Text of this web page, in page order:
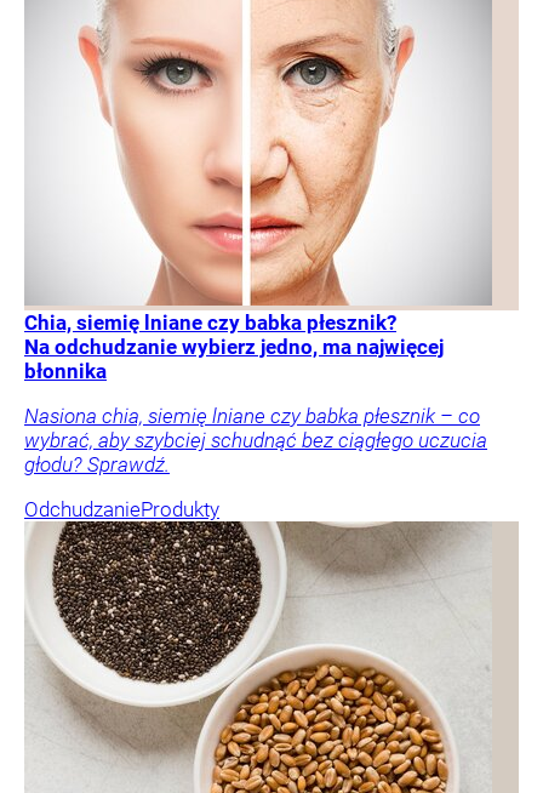
Chia, siemię lniane czy babka płesznik?
Na odchudzanie wybierz jedno, ma najwięcej
błonnika
Nasiona chia, siemię lniane czy babka płesznik – co
wybrać, aby szybciej schudnąć bez ciągłego uczucia
głodu? Sprawdź.
OdchudzanieProdukty